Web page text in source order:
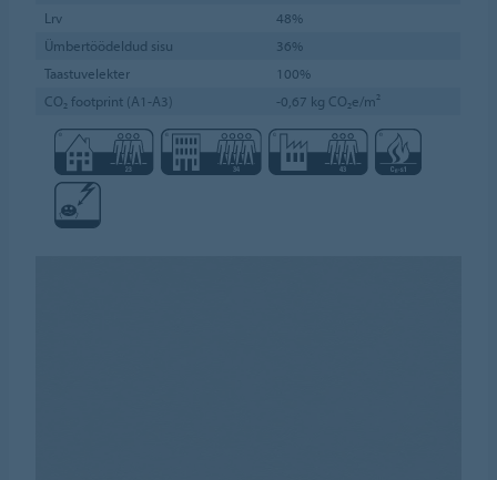
Lrv
48%
Ümbertöödeldud sisu
36%
Taastuvelekter
100%
CO₂ footprint (A1-A3)
-0,67 kg CO₂e/m²